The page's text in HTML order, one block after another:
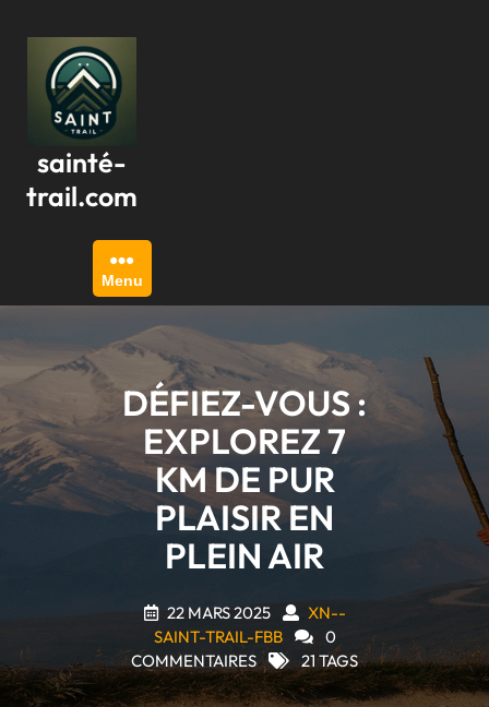
contenu
sainté-
trail.com
Menu
DÉFIEZ-VOUS :
EXPLOREZ 7
KM DE PUR
PLAISIR EN
PLEIN AIR
22 MARS 2025
XN--
SAINT-TRAIL-FBB
0
COMMENTAIRES
21 TAGS